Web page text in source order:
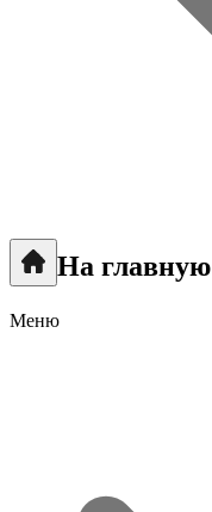
На главную
Меню